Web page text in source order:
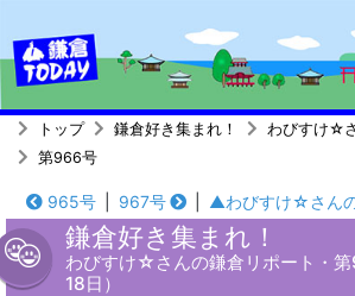
トップ 鎌倉好き集まれ！
わびすけ☆
第966号
965号 967号 ▲わびすけ☆さん
鎌倉好き集まれ！
わびすけ☆さんの鎌倉リポート・
18日）